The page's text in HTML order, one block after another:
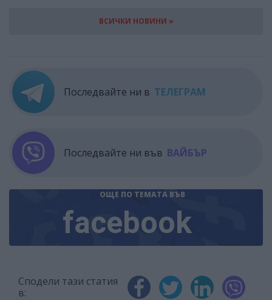
ВСИЧКИ НОВИНИ »
Последвайте ни в ТЕЛЕГРАМ
Последвайте ни във ВАЙБЪР
ОЩЕ ПО ТЕМАТА ВЪВ
facebook
Сподели тази статия
в: